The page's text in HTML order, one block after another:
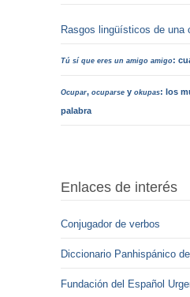
Rasgos lingüísticos de una
Tú sí que eres un amigo amigo:
Ocupar,ocuparse yokupas: los
palabra
Enlaces de interés
Conjugador de verbos
Diccionario Panhispánico
Fundación del Español